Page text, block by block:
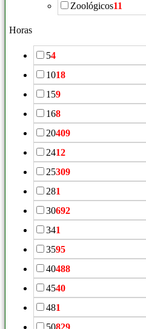
Zoológicos11
Horas
54
1018
159
168
20409
2412
25309
281
30692
341
3595
40488
4540
481